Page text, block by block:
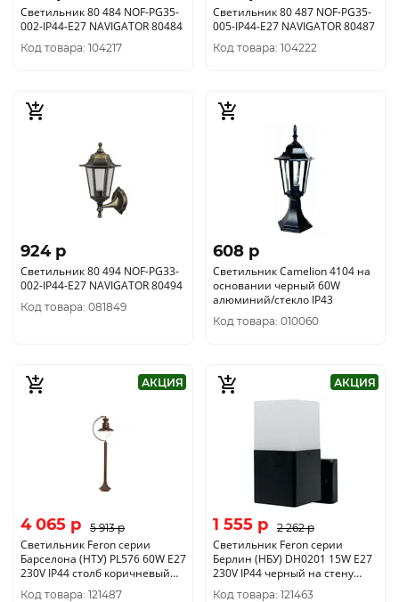
Светильник 80 484 NOF-PG35-
002-IP44-E27 NAVIGATOR 80484
Код товара: 104217
Светильник 80 487 NOF-PG35-
005-IP44-E27 NAVIGATOR 80487
Код товара: 104222
924 p
Светильник 80 494 NOF-PG33-
002-IP44-E27 NAVIGATOR 80494
Код товара: 081849
608 p
Светильник Camelion 4104 на
основании черный 60W
алюминий/стекло IP43
Код товара: 010060
АКЦИЯ
4 065 p 5 913 p
Светильник Feron серии
Барселона (НТУ) PL576 60W E27
230V IP44 столб коричневый
шар 215*280*1000мм 11624
Код товара: 121487
АКЦИЯ
1 555 p 2 262 p
Светильник Feron серии
Берлин (НБУ) DH0201 15W E27
230V IP44 черный на стену
вверх 120*80*200мм 11680
Код товара: 121463